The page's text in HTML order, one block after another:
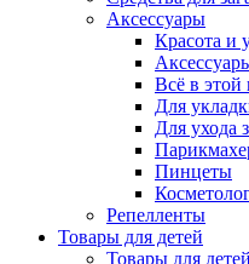
Аксессуары
Красота и
Всё в этой
Для
Для ухода
Пинцеты
Репелленты
Товары для детей
Товары для детей